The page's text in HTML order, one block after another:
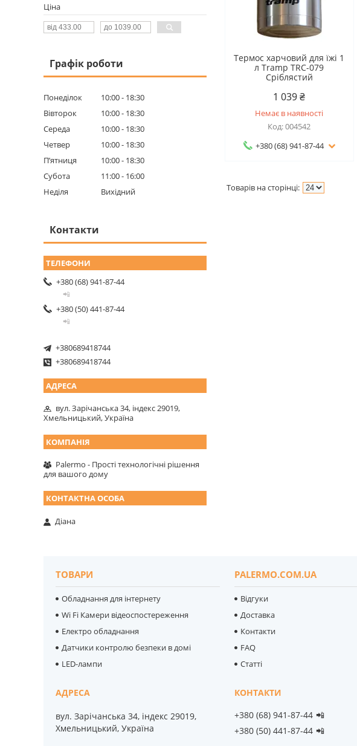
Термос харчовий для їжі 1
л Tramp TRC-079
Сріблястий
1 039 ₴
Немає в наявності
004542
+380 (68) 941-87-44
Ціна
Графік роботи
Понеділок 10:00
18:30
Вівторок
10:00
18:30
Середа
10:00
18:30
Четвер
10:00
18:30
Пʼятниця
10:00
18:30
Субота
11:00
16:00
Неділя
Вихідний
Контакти
+380 (68) 941-87-44
📲
+380 (50) 441-87-44
📲
+380689418744
+380689418744
вул. Зарічанська 34, індекс 29019,
Хмельницький, Україна
Palermo - Прості технологічні рішення
для вашого дому
Діана
ТОВАРИ
Обладнання для інтернету
Wi Fi Камери відеоспостереження
Електро обладнання
Датчики контролю безпеки в домі
LED-лампи
PALERMO.COM.UA
Відгуки
Доставка
Контакти
FAQ
Статті
вул. Зарічанська 34, індекс 29019,
Хмельницький, Україна
+380 (68) 941-87-44 📲
+380 (50) 441-87-44 📲